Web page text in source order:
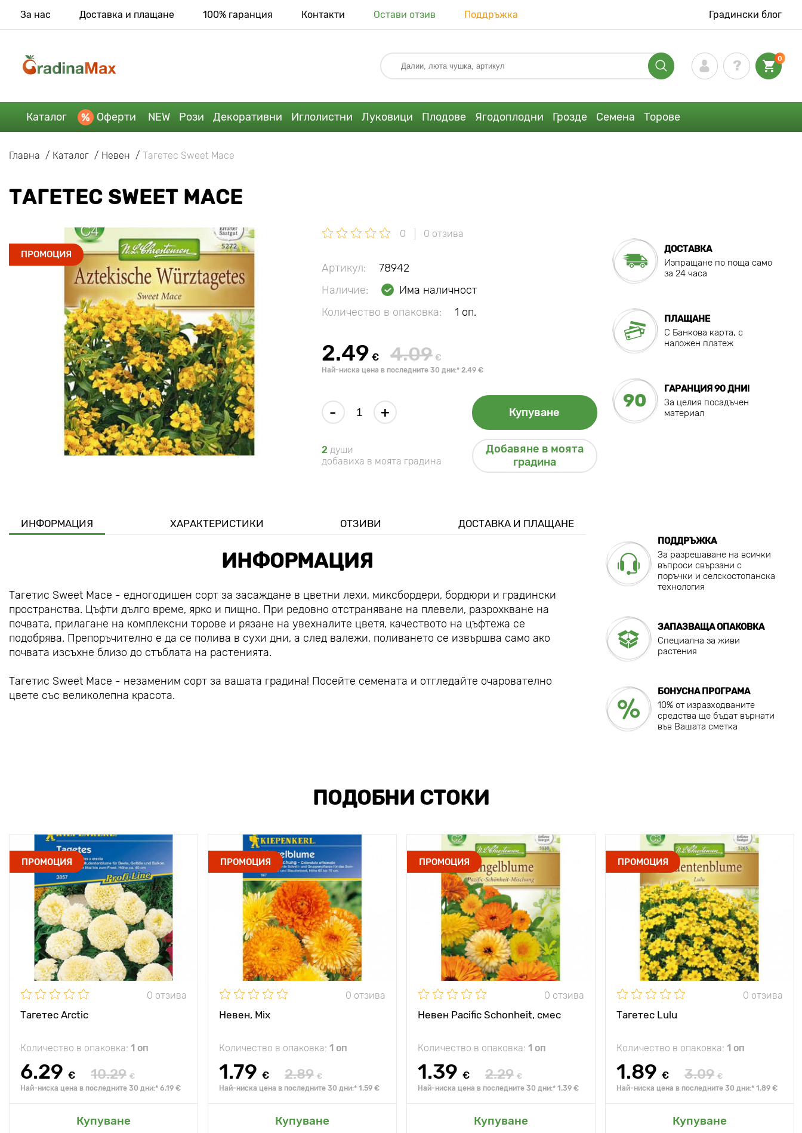
За нас Доставка и плащане 100% гаранция Контакти Остави отзив Поддръжка Градински блог
0
Каталог Оферти NEW Рози Декоративни Иглолистни Луковици Плодове Ягодоплодни Грозде Семена Торове
Главна Каталог Невен Тагетес Sweet Mace
ТАГЕТЕС SWEET MACE
ПРОМОЦИЯ
0 0 отзива
Артикул:
78942
Наличие:
Има наличност
Количество в опаковка:
1 оп.
2.49 € 4.09 €
Най-ниска цена в последните 30 дни:* 2.49 €
- + Купуване
2 души
добавиха в моята градина
Добавяне в моята
градина
ДОСТАВКА
Изпращане по поща само
за 24 часа
ПЛАЩАНЕ
C Банкова карта, с
наложен платеж
90
ГАРАНЦИЯ 90 ДНИ!
За целия посадъчен
материал
ИНФОРМАЦИЯ ХАРАКТЕРИСТИКИ ОТЗИВИ ДОСТАВКА И ПЛАЩАНЕ
ИНФОРМАЦИЯ
Тагетис Sweet Mace - едногодишен сорт за засаждане в цветни лехи, миксбордери, бордюри и градински
пространства. Цъфти дълго време, ярко и пищно. При редовно отстраняване на плевели, разрохкване на
почвата, прилагане на комплексни торове и рязане на увехналите цветя, качеството на цъфтежа се
подобрява. Препоръчително е да се полива в сухи дни, а след валежи, поливането се извършва само ако
почвата изсъхне близо до стъблата на растенията.
Тагетис Sweet Mace - незаменим сорт за вашата градина! Посейте семената и отгледайте очарователно
цвете със великолепна красота.
ПОДДРЪЖКА
За разрешаване на всички
въпроси свързани с
поръчки и селскостопанска
технология
ЗАПАЗВАЩА ОПАКОВКА
Специална за живи
растения
БОНУСНА ПРОГРАМА
10% от изразходваните
средства ще бъдат върнати
във Вашата сметка
ПОДОБНИ СТОКИ
ПРОМОЦИЯ
0 отзива
Тагетес Arctic
Количество в опаковка: 1 оп
6.29 € 10.29 €
Най-ниска цена в последните 30 дни:* 6.19 €
Купуване
ПРОМОЦИЯ
0 отзива
Невен, Mix
Количество в опаковка: 1 оп
1.79 € 2.89 €
Най-ниска цена в последните 30 дни:* 1.59 €
Купуване
ПРОМОЦИЯ
0 отзива
Невен Pacific Schonheit, смес
Количество в опаковка: 1 оп
1.39 € 2.29 €
Най-ниска цена в последните 30 дни:* 1.39 €
Купуване
ПРОМОЦИЯ
0 отзива
Тагетес Lulu
Количество в опаковка: 1 оп
1.89 € 3.09 €
Най-ниска цена в последните 30 дни:* 1.89 €
Купуване